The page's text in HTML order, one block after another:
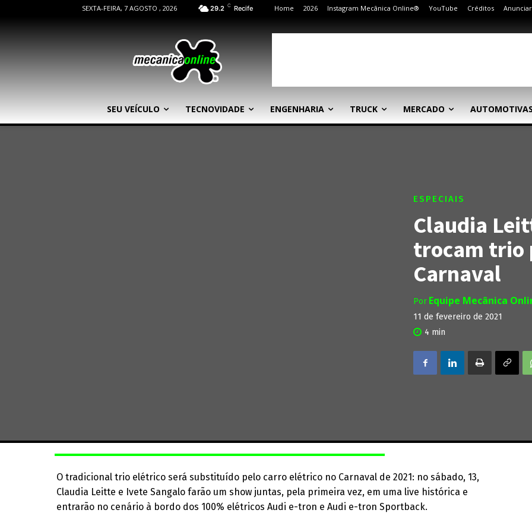
SEXTA-FEIRA, 7 AGOSTO , 2026 29.2 C Recife Home 2026 Instagram Mecânica Online® YouTube Créditos Anunciar
SEU VEÍCULO TECNOVIDADE ENGENHARIA TRUCK MERCADO
ESPECIAIS
Claudia
trocam trio
Carnaval
Por Equipe Mecânica
11 de fevereiro de 2021
4 min
O tradicional trio elétrico será substituído pelo carro elétrico no Carnaval de 2021: no sábado, 13,
Claudia Leitte e Ivete Sangalo farão um show juntas, pela primeira vez, em uma live histórica e
entrarão no cenário à bordo dos 100% elétricos Audi e-tron e Audi e-tron Sportback.